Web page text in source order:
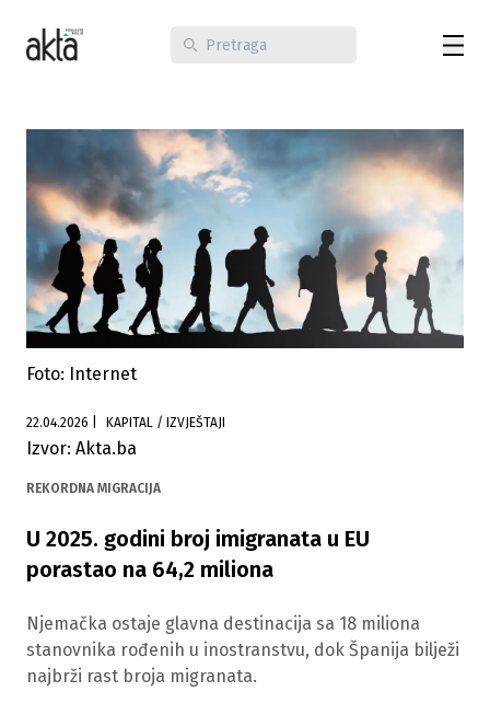
Foto: Internet
22.04.2026 KAPITAL / IZVJEŠTAJI
Izvor: Akta.ba
REKORDNA MIGRACIJA
U 2025. godini broj imigranata u EU
porastao na 64,2 miliona
Njemačka ostaje glavna destinacija sa 18 miliona
stanovnika rođenih u inostranstvu, dok Španija bilježi
najbrži rast broja migranata.